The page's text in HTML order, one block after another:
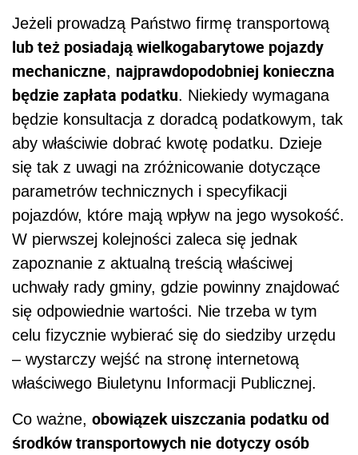
Jeżeli prowadzą Państwo firmę transportową
lub też posiadają wielkogabarytowe pojazdy
mechaniczne, najprawdopodobniej konieczna
będzie zapłata podatku. Niekiedy wymagana
będzie konsultacja z doradcą podatkowym, tak
aby właściwie dobrać kwotę podatku. Dzieje
się tak z uwagi na zróżnicowanie dotyczące
parametrów technicznych i specyfikacji
pojazdów, które mają wpływ na jego wysokość.
W pierwszej kolejności zaleca się jednak
zapoznanie z aktualną treścią właściwej
uchwały rady gminy, gdzie powinny znajdować
się odpowiednie wartości. Nie trzeba w tym
celu fizycznie wybierać się do siedziby urzędu
– wystarczy wejść na stronę internetową
właściwego Biuletynu Informacji Publicznej.
Co ważne, obowiązek uiszczania podatku od
środków transportowych nie dotyczy osób